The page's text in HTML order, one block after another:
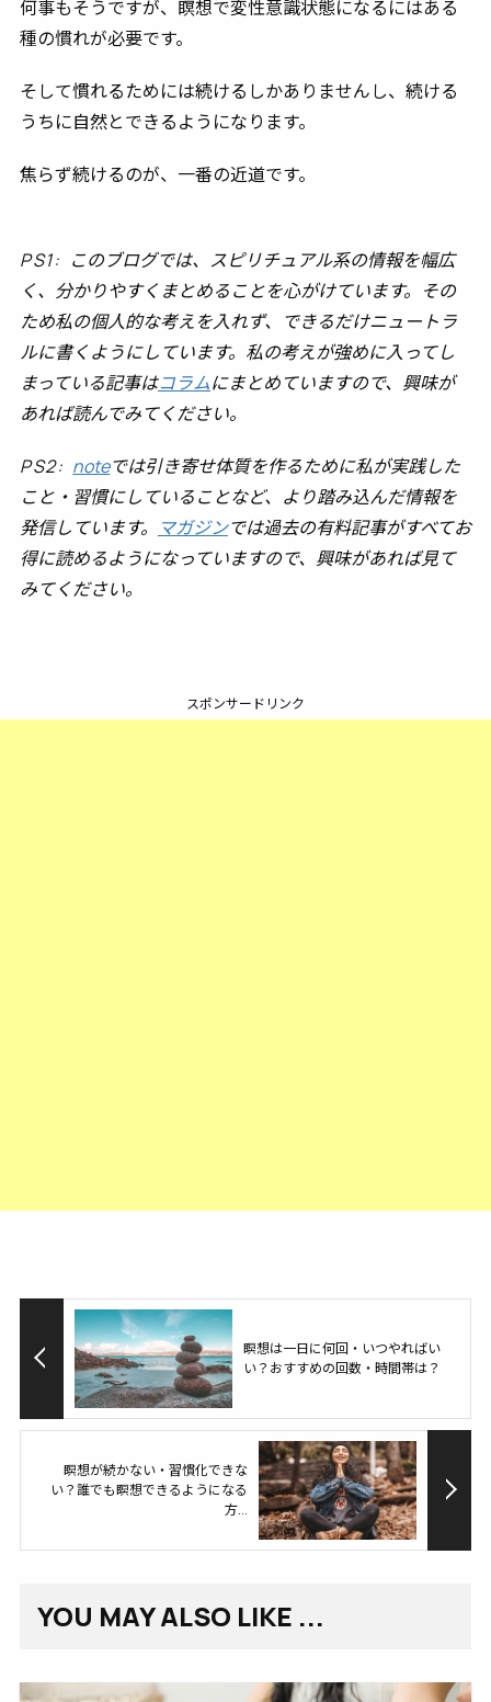
何事もそうですが、瞑想で変性意識状態になるにはある
種の慣れが必要です。
そして慣れるためには続けるしかありませんし、続ける
うちに自然とできるようになります。
焦らず続けるのが、一番の近道です。
PS1: このブログでは、スピリチュアル系の情報を幅広
く、分かりやすくまとめることを心がけています。その
ため私の個人的な考えを入れず、できるだけニュートラ
ルに書くようにしています。私の考えが強めに入ってし
まっている記事はコラムにまとめていますので、興味が
あれば読んでみてください。
PS2: noteでは引き寄せ体質を作るために私が実践した
こと・習慣にしていることなど、より踏み込んだ情報を
発信しています。
マガジンでは過去の有料記事がすべてお
得に読めるようになっていますので、興味があれば見て
みてください。
スポンサードリンク
瞑想は一日に何回・いつやればい
い？おすすめの回数・時間帯は？
瞑想が続かない・習慣化できな
い？誰でも瞑想できるようになる
方...
YOU MAY ALSO LIKE ...